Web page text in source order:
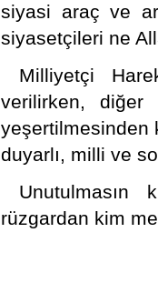
siyasi araç ve
siyasetçileri ne
Milliyetçi
verilirken, diğer
yeşertilmesinden
duyarlı, milli ve
rüzgardan kim